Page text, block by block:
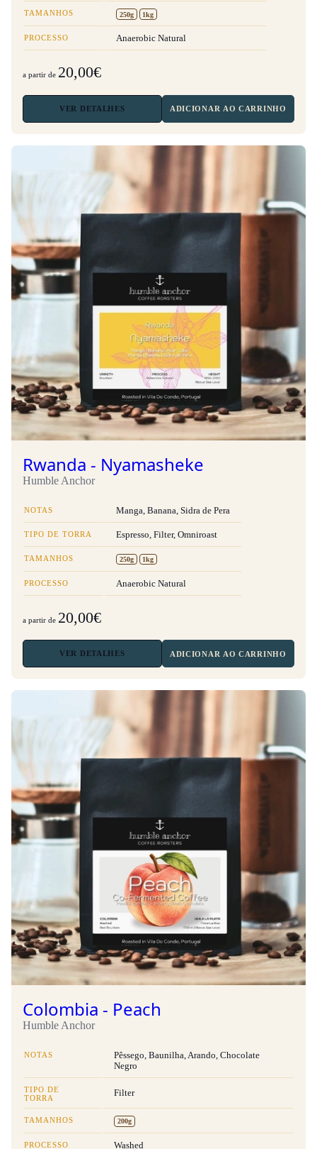
TAMANHOS 250g 1kg
PROCESSO Anaerobic Natural
a partir de 20,00€
VER DETALHES ADICIONAR AO CARRINHO
Rwanda - Nyamasheke
Humble Anchor
NOTAS Manga, Banana, Sidra de Pera
TIPO DE TORRA Espresso, Filter, Omniroast
TAMANHOS 250g 1kg
PROCESSO Anaerobic Natural
a partir de 20,00€
VER DETALHES ADICIONAR AO CARRINHO
Colombia - Peach
Humble Anchor
NOTAS
Pêssego, Baunilha, Arando, Chocolate
Negro
TIPO DE
TORRA
Filter
TAMANHOS 200g
PROCESSO Washed